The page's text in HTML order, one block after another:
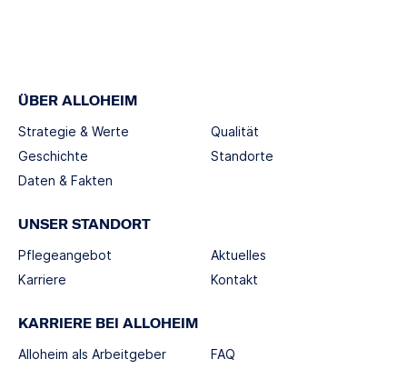
ÜBER ALLOHEIM
Strategie & Werte
Geschichte
Daten & Fakten
Qualität
Standorte
UNSER STANDORT
Pflegeangebot
Karriere
Aktuelles
Kontakt
KARRIERE BEI ALLOHEIM
Alloheim als Arbeitgeber
FAQ